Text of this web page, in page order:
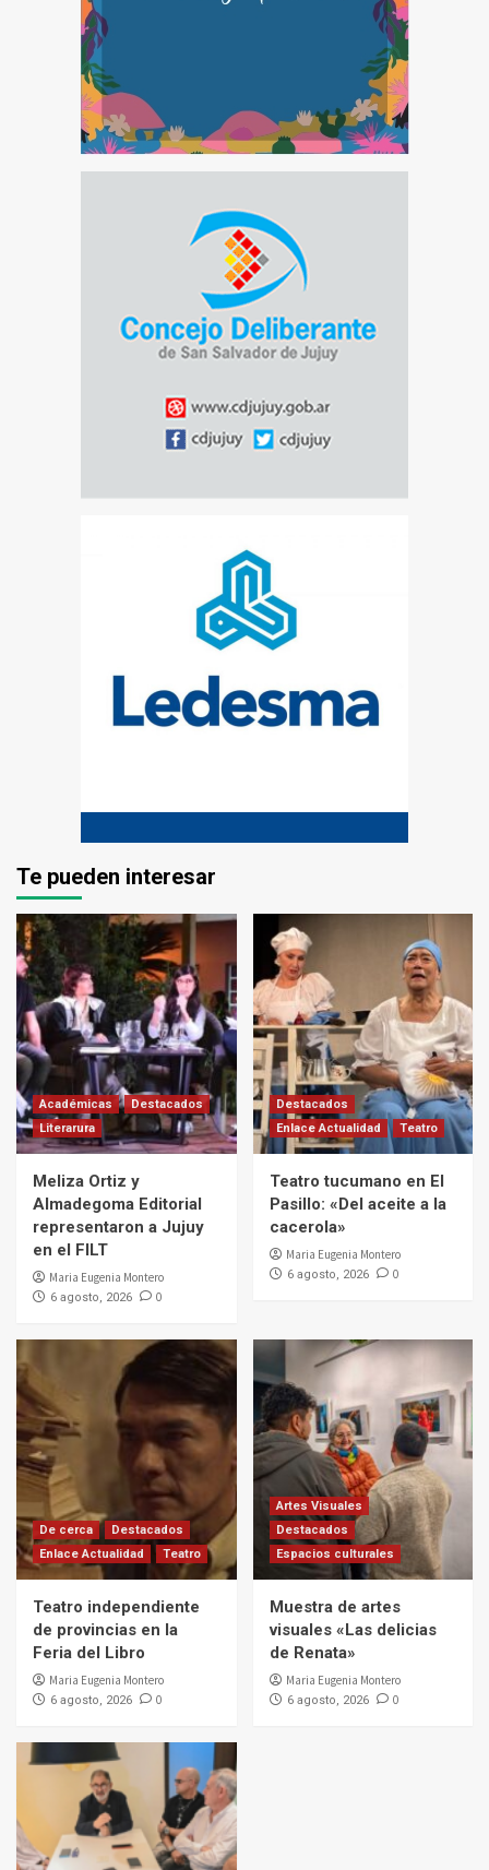
Te pueden interesar
Académicas
Destacados
Literarura
Meliza Ortiz y
Almadegoma Editorial
representaron a Jujuy
en el FILT
Maria Eugenia Montero
6 agosto, 2026 0
Destacados
Enlace Actualidad
Teatro
Teatro tucumano en El
Pasillo: «Del aceite a la
cacerola»
Maria Eugenia Montero
6 agosto, 2026 0
De cerca
Destacados
Enlace Actualidad
Teatro
Teatro independiente
de provincias en la
Feria del Libro
Maria Eugenia Montero
6 agosto, 2026 0
Artes Visuales
Destacados
Espacios culturales
Muestra de artes
visuales «Las delicias
de Renata»
Maria Eugenia Montero
6 agosto, 2026 0